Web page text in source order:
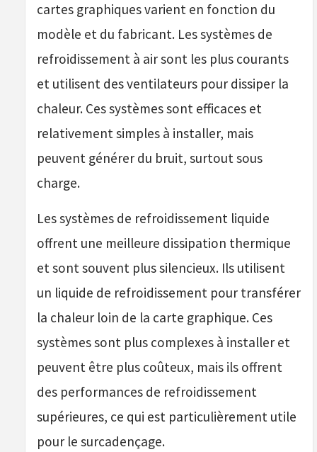
cartes graphiques varient en fonction du
modèle et du fabricant. Les systèmes de
refroidissement à air sont les plus courants
et utilisent des ventilateurs pour dissiper la
chaleur. Ces systèmes sont efficaces et
relativement simples à installer, mais
peuvent générer du bruit, surtout sous
charge.
Les systèmes de refroidissement liquide
offrent une meilleure dissipation thermique
et sont souvent plus silencieux. Ils utilisent
un liquide de refroidissement pour transférer
la chaleur loin de la carte graphique. Ces
systèmes sont plus complexes à installer et
peuvent être plus coûteux, mais ils offrent
des performances de refroidissement
supérieures, ce qui est particulièrement utile
pour le surcadençage.